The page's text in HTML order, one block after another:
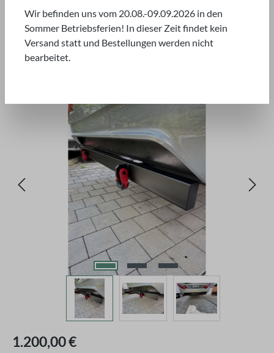
Regulärer Preis:
1.200,00 €
Wir befinden uns vom 20.08.-09.09.2026 in den
Sommer Betriebsferien! In dieser Zeit findet kein
Versand statt und Bestellungen werden nicht
bearbeitet.